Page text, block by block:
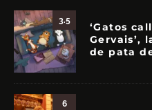
3.5
‘Gatos
Gervais’,
de pata
6